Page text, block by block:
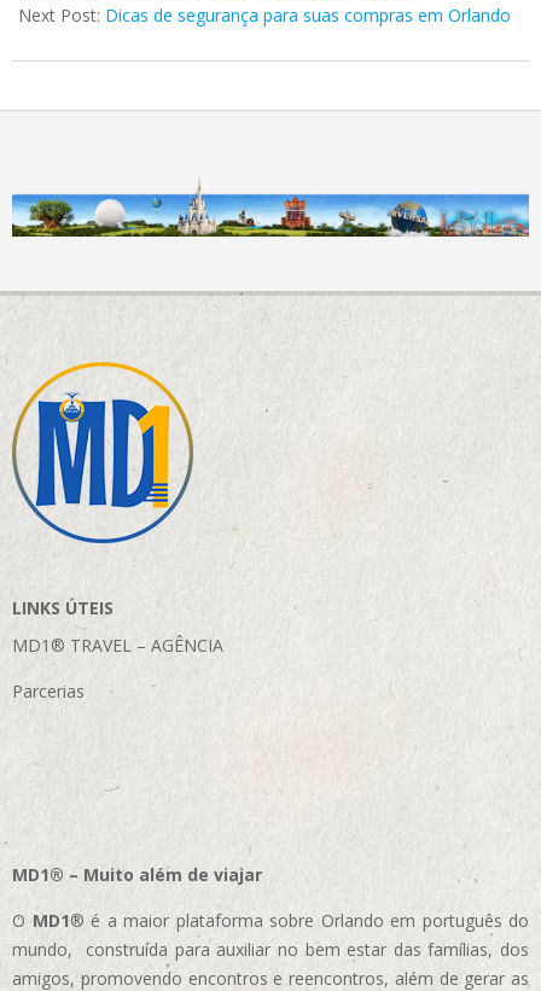
28
Next Post: Dicas de segurança para suas compras em Orlando
LINKS ÚTEIS
MD1® TRAVEL – AGÊNCIA
Parcerias
MD1® – Muito além de viajar
O MD1® é a maior plataforma sobre Orlando em português do
mundo, construída para auxiliar no bem estar das famílias, dos
amigos, promovendo encontros e reencontros, além de gerar as